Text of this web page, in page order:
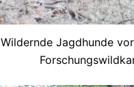
Wildernde Jagdhunde